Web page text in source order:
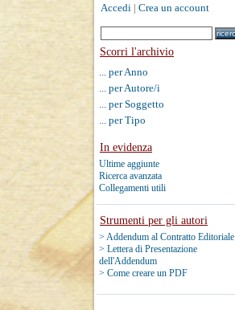
Accedi Crea un account
Scorri l'archivio
... per Anno
... per Autore/i
... per Soggetto
... per Tipo
In evidenza
Ultime aggiunte
Ricerca avanzata
Collegamenti utili
Strumenti per gli autori
> Addendum al Contratto Editoriale
> Lettera di Presentazione
dell'Addendum
> Come creare un PDF